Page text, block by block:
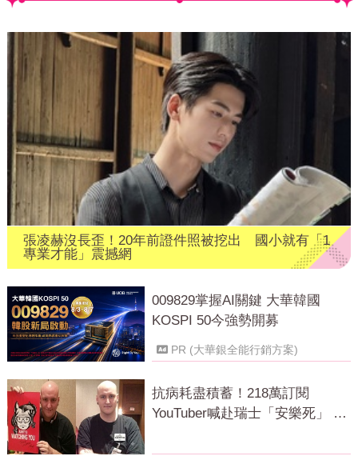
張凌赫沒長歪！20年前證件照被挖出 國小就有「1
專業才能」震撼網
009829掌握AI關鍵 大華韓國
KOSPI 50今強勢開募
PR (大華銀全能行銷方案)
抗病耗盡積蓄！218萬訂閱
YouTuber喊赴瑞士「安樂死」 上